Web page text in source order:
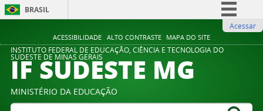
ACESSIBILIDADE ALTO CONTRASTE MAPA DO SITE
BRASIL
Comunica BR
Participe
Legislação
Acessar
INSTITUTO FEDERAL DE EDUCAÇÃO, CIÊNCIA E TECNOLOGIA DO
SUDESTE DE MINAS GERAIS
IF SUDESTE MG
MINISTÉRIO DA EDUCAÇÃO
Buscar no portal